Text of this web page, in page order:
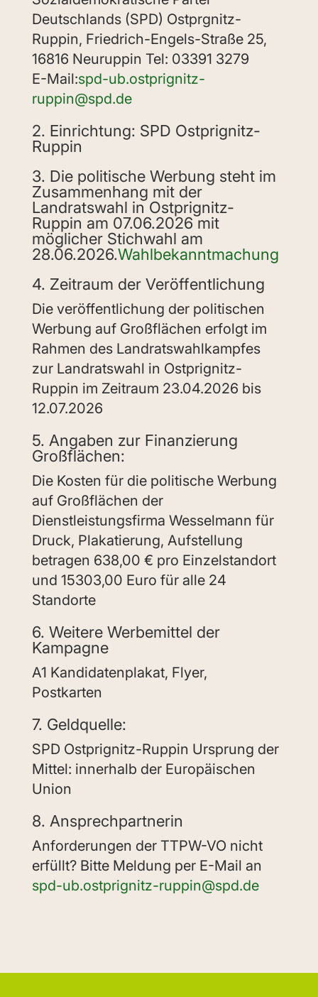
Deutschlands (SPD) Ostprgnitz-
Ruppin, Friedrich-Engels-Straße 25,
16816 Neuruppin Tel: 03391 3279
E-Mail:spd-ub.ostprignitz-
ruppin@spd.de
2. Einrichtung: SPD Ostprignitz-
Ruppin
3. Die politische Werbung steht im
Zusammenhang mit der
Landratswahl in Ostprignitz-
Ruppin am 07.06.2026 mit
möglicher Stichwahl am
28.06.2026.Wahlbekanntmachung
4. Zeitraum der Veröffentlichung
Die veröffentlichung der politischen
Werbung auf Großflächen erfolgt im
Rahmen des Landratswahlkampfes
zur Landratswahl in Ostprignitz-
Ruppin im Zeitraum 23.04.2026 bis
12.07.2026
5. Angaben zur Finanzierung
Großflächen:
Die Kosten für die politische Werbung
auf Großflächen der
Dienstleistungsfirma Wesselmann für
Druck, Plakatierung, Aufstellung
betragen 638,00 € pro Einzelstandort
und 15303,00 Euro für alle 24
Standorte
6. Weitere Werbemittel der
Kampagne
A1 Kandidatenplakat, Flyer,
Postkarten
7. Geldquelle:
SPD Ostprignitz-Ruppin Ursprung der
Mittel: innerhalb der Europäischen
Union
8. Ansprechpartnerin
Anforderungen der TTPW-VO nicht
erfüllt? Bitte Meldung per E-Mail an
spd-ub.ostprignitz-ruppin@spd.de